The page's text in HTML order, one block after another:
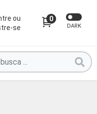
ou
se
0
DARK